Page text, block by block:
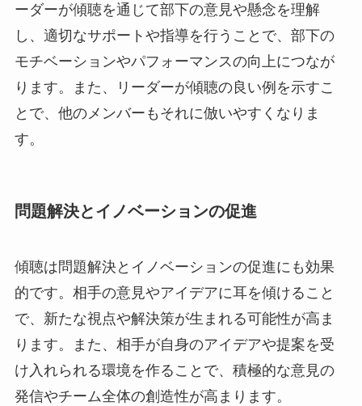
ーダーが傾聴を通じて部下の意見や懸念を理解
し、適切なサポートや指導を行うことで、部下の
モチベーションやパフォーマンスの向上につなが
ります。また、リーダーが傾聴の良い例を示すこ
とで、他のメンバーもそれに倣いやすくなりま
す。
問題解決とイノベーションの促進
傾聴は問題解決とイノベーションの促進にも効果
的です。相手の意見やアイデアに耳を傾けること
で、新たな視点や解決策が生まれる可能性が高ま
ります。また、相手が自身のアイデアや提案を受
け入れられる環境を作ることで、積極的な意見の
発信やチーム全体の創造性が高まります。